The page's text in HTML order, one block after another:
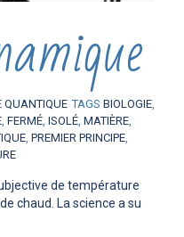
QUANTIQUE TAGS BIOLOGIE
FERMÉ ISOLÉ MATIÈRE
PREMIER PRINCIPE
de température
chaud. La science a su